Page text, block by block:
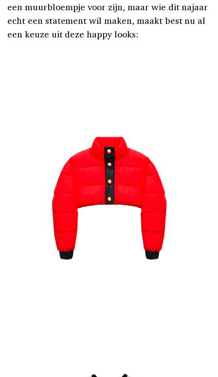
een muurbloempje voor zijn, maar wie dit najaar
echt een statement wil maken, maakt best nu al
een keuze uit deze happy looks: